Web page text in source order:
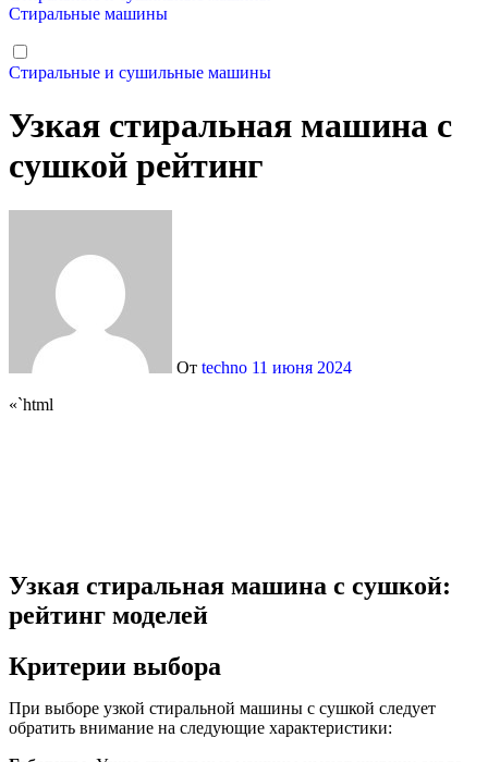
Стиральные машины
Стиральные и сушильные машины
Узкая стиральная машина с
сушкой рейтинг
От techno 11 июня 2024
«`html
Узкая стиральная машина с сушкой:
рейтинг моделей
Критерии выбора
При выборе узкой стиральной машины с сушкой следует
обратить внимание на следующие характеристики: